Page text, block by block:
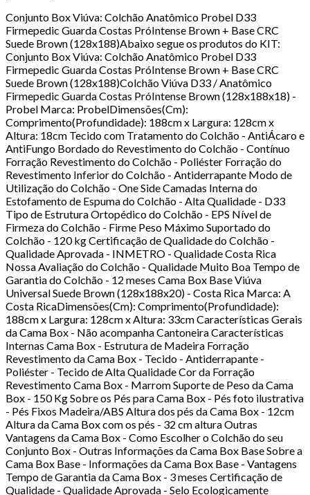
Conjunto Box Viúva: Colchão Anatômico Probel D33
Firmepedic Guarda Costas PróIntense Brown + Base CRC
Suede Brown (128x188)Abaixo segue os produtos do KIT:
Conjunto Box Viúva: Colchão Anatômico Probel D33
Firmepedic Guarda Costas PróIntense Brown + Base CRC
Suede Brown (128x188)Colchão Viúva D33 / Anatômico
Firmepedic Guarda Costas PróIntense Brown (128x188x18) -
Probel Marca: ProbelDimensões(Cm):
Comprimento(Profundidade): 188cm x Largura: 128cm x
Altura: 18cm Tecido com Tratamento do Colchão - AntiÁcaro e
AntiFungo Bordado do Revestimento do Colchão - Contínuo
Forração Revestimento do Colchão - Poliéster Forração do
Revestimento Inferior do Colchão - Antiderrapante Modo de
Utilização do Colchão - One Side Camadas Interna do
Estofamento de Espuma do Colchão - Alta Qualidade - D33
Tipo de Estrutura Ortopédico do Colchão - EPS Nível de
Firmeza do Colchão - Firme Peso Máximo Suportado do
Colchão - 120 kg Certificação de Qualidade do Colchão -
Qualidade Aprovada - INMETRO - Qualidade Costa Rica
Nossa Avaliação do Colchão - Qualidade Muito Boa Tempo de
Garantia do Colchão - 12 meses Cama Box Base Viúva
Universal Suede Brown (128x188x20) - Costa Rica Marca: A
Costa RicaDimensões(Cm): Comprimento(Profundidade):
188cm x Largura: 128cm x Altura: 33cm Características Gerais
da Cama Box - Não acompanha Cantoneira Características
Internas Cama Box - Estrutura de Madeira Forração
Revestimento da Cama Box - Tecido - Antiderrapante -
Poliéster - Tecido de Alta Qualidade Cor da Forração
Revestimento Cama Box - Marrom Suporte de Peso da Cama
Box - 150 Kg Sobre os Pés para Cama Box - Pés foto ilustrativa
- Pés Fixos Madeira/ABS Altura dos pés da Cama Box - 12cm
Altura da Cama Box com os pés - 32 cm altura Outras
Vantagens da Cama Box - Como Escolher o Colchão do seu
Conjunto Box - Outras Informações da Cama Box Base Sobre a
Cama Box Base - Informações da Cama Box Base - Vantagens
Tempo de Garantia da Cama Box - 3 meses Certificação de
Qualidade - Qualidade Aprovada - Selo Ecologicamente